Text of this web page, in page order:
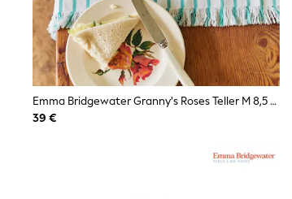
Sandals & Flipflops
Shirts
Shorts
Sunglasses
T-Shirts
Vests
Boys Holiday Shop
Emma Bridgewater Granny's Roses Teller M 8,5 Zoll
39 €